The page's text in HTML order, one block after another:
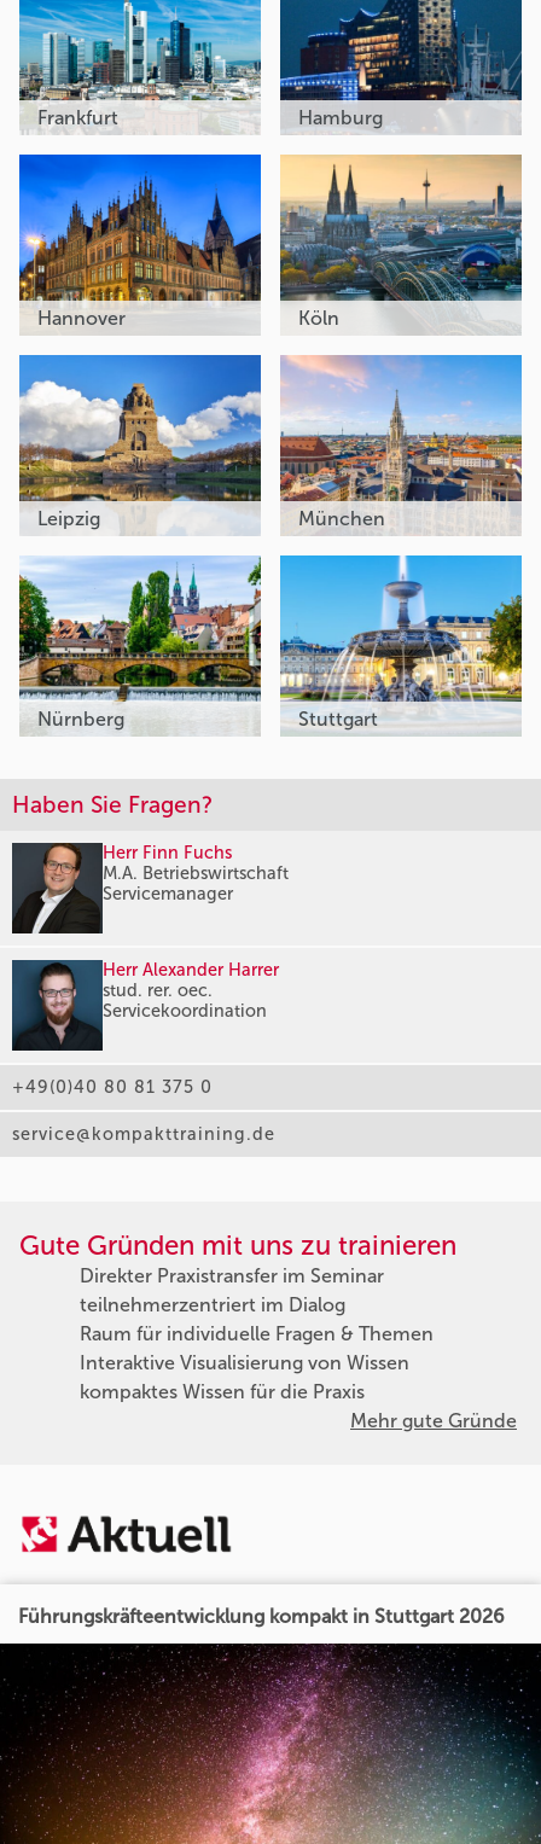
Haben Sie Fragen?
Herr Finn Fuchs
M.A. Betriebswirtschaft
Servicemanager
Herr Alexander Harrer
stud. rer. oec.
Servicekoordination
+49(0)40 80 81 375 0
service@kompakttraining.de
Frankfurt Hamburg
Hannover Köln
Leipzig München
Nürnberg Stuttgart
Gute Gründen mit uns zu trainieren
Direkter Praxistransfer im Seminar
teilnehmerzentriert im Dialog
Raum für individuelle Fragen & Themen
Interaktive Visualisierung von Wissen
kompaktes Wissen für die Praxis
Mehr gute Gründe
Führungskräfteentwicklung kompakt in Stuttgart 2026